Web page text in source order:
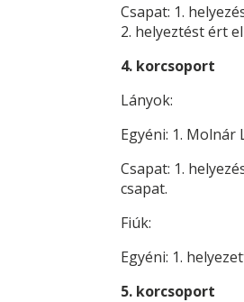
Csapat: 1.
2. helyeztést ért
4. korcsoport
Lányok:
Egyéni: 1. Molnár
Csapat: 1.
csapat.
Fiúk:
Egyéni: 1.
5. korcsoport